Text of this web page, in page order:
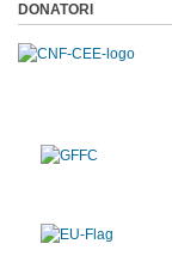
DONATORI